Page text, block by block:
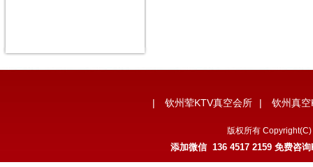
| 钦州荤KTV真空会所 | 钦州真
版权所有
添加微信 136 4517 2159 免费咨